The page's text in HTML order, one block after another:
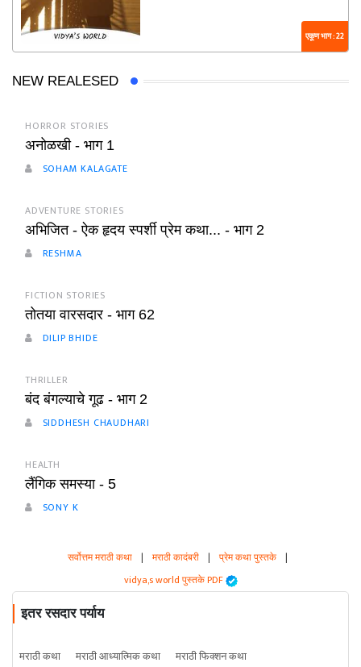
एकूण भाग : 22
NEW REALESED
HORROR STORIES
अनोळखी - भाग 1
SOHAM KALAGATE
ADVENTURE STORIES
अभिजित - ऐक हृदय स्पर्शी प्रेम कथा... - भाग 2
RESHMA
FICTION STORIES
तोतया वारसदार - भाग 62
DILIP BHIDE
THRILLER
बंद बंगल्याचे गूढ - भाग 2
SIDDHESH CHAUDHARI
HEALTH
लैंगिक समस्या - 5
SONY K
सर्वोत्तम मराठी कथा | मराठी कादंबरी | प्रेम कथा पुस्तके |
vidya,s world पुस्तके PDF
इतर रसदार पर्याय
मराठी कथा मराठी आध्यात्मिक कथा
मराठी फिक्शन कथा